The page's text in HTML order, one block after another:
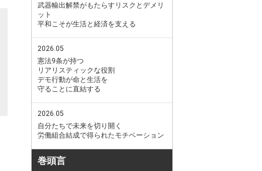
武器輸出解禁がもたらすリスクとデメリ
ット
平和こそが生活と経済を支える
2026.05
憲法9条が持つ
リアリスティックな役割
デモ行動が命と生活を
守ることに直結する
2026.05
自分たちで未来を切り開く
労働組合結成で得られたモチベーション
巻頭言